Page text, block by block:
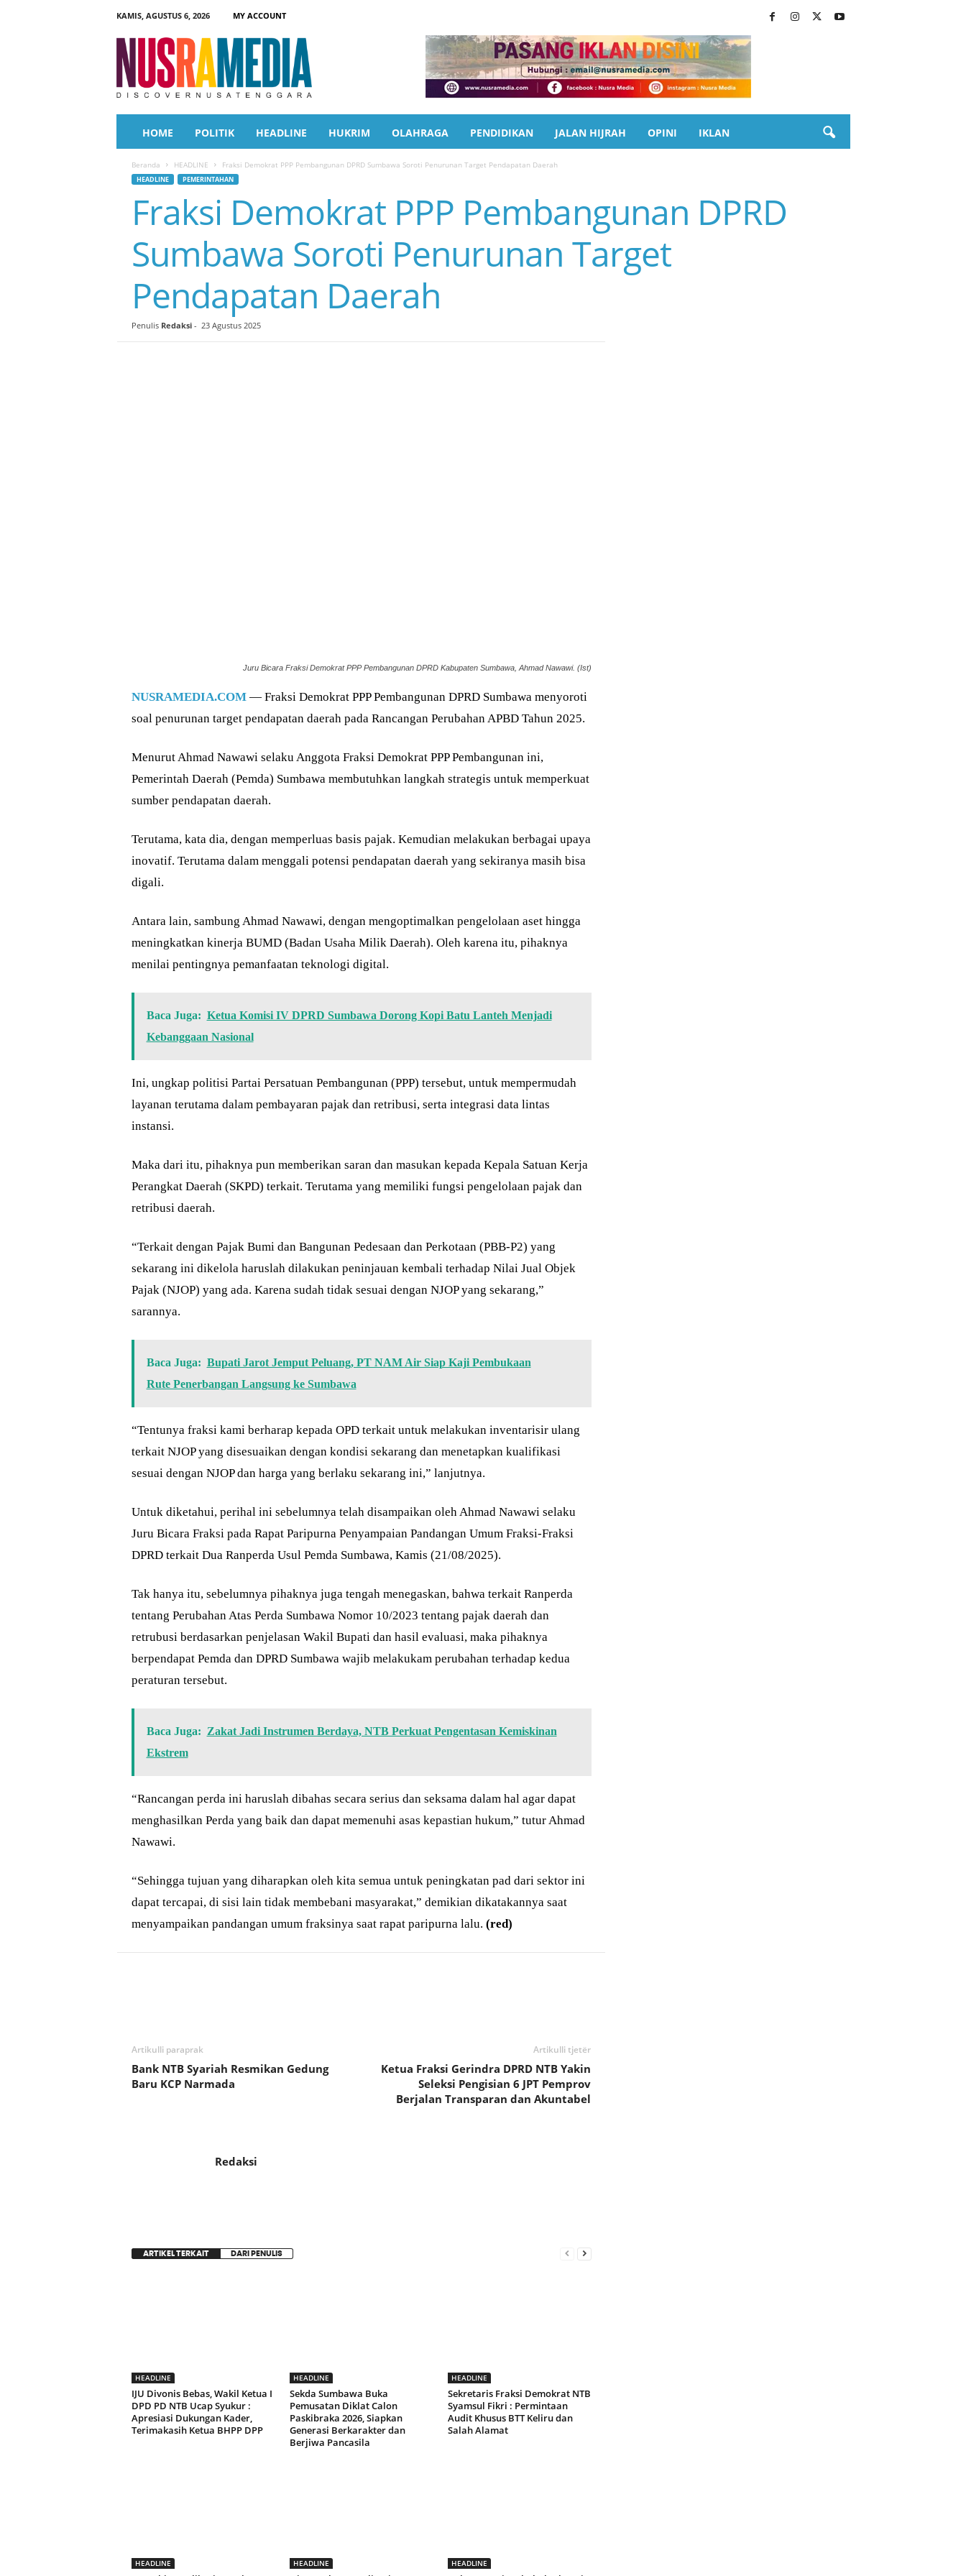
KAMIS, AGUSTUS 6, 2026
MY ACCOUNT
a
HOME POLITIK HEADLINE HUKRIM OLAHRAGA PENDIDIKAN JALAN HIJRAH OPINI IKLAN
Beranda HEADLINE Fraksi Demokrat PPP Pembangunan DPRD Sumbawa Soroti Penurunan Target Pendapatan Daerah
HEADLINE PEMERINTAHAN
Fraksi Demokrat PPP Pembangunan DPRD
Sumbawa Soroti Penurunan Target
Pendapatan Daerah
Penulis Redaksi- 23 Agustus 2025
Juru Bicara Fraksi Demokrat PPP Pembangunan DPRD Kabupaten Sumbawa, Ahmad Nawawi. (Ist)
NUSRAMEDIA.COM— Fraksi Demokrat PPP Pembangunan DPRD Sumbawa menyoroti
soal penurunan target pendapatan daerah pada Rancangan Perubahan APBD Tahun 2025.
Menurut Ahmad Nawawi selaku Anggota Fraksi Demokrat PPP Pembangunan ini,
Pemerintah Daerah (Pemda) Sumbawa membutuhkan langkah strategis untuk memperkuat
sumber pendapatan daerah.
Terutama, kata dia, dengan memperluas basis pajak. Kemudian melakukan berbagai upaya
inovatif. Terutama dalam menggali potensi pendapatan daerah yang sekiranya masih bisa
digali.
Antara lain, sambung Ahmad Nawawi, dengan mengoptimalkan pengelolaan aset hingga
meningkatkan kinerja BUMD (Badan Usaha Milik Daerah). Oleh karena itu, pihaknya
menilai pentingnya pemanfaatan teknologi digital.
Baca Juga: Ketua Komisi IV DPRD Sumbawa Dorong Kopi Batu Lanteh Menjadi
Kebanggaan Nasional
Ini, ungkap politisi Partai Persatuan Pembangunan (PPP) tersebut, untuk mempermudah
layanan terutama dalam pembayaran pajak dan retribusi, serta integrasi data lintas
instansi.
Maka dari itu, pihaknya pun memberikan saran dan masukan kepada Kepala Satuan Kerja
Perangkat Daerah (SKPD) terkait. Terutama yang memiliki fungsi pengelolaan pajak dan
retribusi daerah.
“Terkait dengan Pajak Bumi dan Bangunan Pedesaan dan Perkotaan (PBB-P2) yang
sekarang ini dikelola haruslah dilakukan peninjauan kembali terhadap Nilai Jual Objek
Pajak (NJOP) yang ada. Karena sudah tidak sesuai dengan NJOP yang sekarang,”
sarannya.
Baca Juga: Bupati Jarot Jemput Peluang, PT NAM Air Siap Kaji Pembukaan
Rute Penerbangan Langsung ke Sumbawa
“Tentunya fraksi kami berharap kepada OPD terkait untuk melakukan inventarisir ulang
terkait NJOP yang disesuaikan dengan kondisi sekarang dan menetapkan kualifikasi
sesuai dengan NJOP dan harga yang berlaku sekarang ini,” lanjutnya.
Untuk diketahui, perihal ini sebelumnya telah disampaikan oleh Ahmad Nawawi selaku
Juru Bicara Fraksi pada Rapat Paripurna Penyampaian Pandangan Umum Fraksi-Fraksi
DPRD terkait Dua Ranperda Usul Pemda Sumbawa, Kamis (21/08/2025).
Tak hanya itu, sebelumnya pihaknya juga tengah menegaskan, bahwa terkait Ranperda
tentang Perubahan Atas Perda Sumbawa Nomor 10/2023 tentang pajak daerah dan
retrubusi berdasarkan penjelasan Wakil Bupati dan hasil evaluasi, maka pihaknya
berpendapat Pemda dan DPRD Sumbawa wajib melakukam perubahan terhadap kedua
peraturan tersebut.
Baca Juga: Zakat Jadi Instrumen Berdaya, NTB Perkuat Pengentasan Kemiskinan
Ekstrem
“Rancangan perda ini haruslah dibahas secara serius dan seksama dalam hal agar dapat
menghasilkan Perda yang baik dan dapat memenuhi asas kepastian hukum,” tutur Ahmad
Nawawi.
“Sehingga tujuan yang diharapkan oleh kita semua untuk peningkatan pad dari sektor ini
dapat tercapai, di sisi lain tidak membebani masyarakat,” demikian dikatakannya saat
menyampaikan pandangan umum fraksinya saat rapat paripurna lalu. (red)
Artikulli paraprak
Bank NTB Syariah Resmikan Gedung
Baru KCP Narmada
Artikulli tjetër
Ketua Fraksi Gerindra DPRD NTB Yakin
Seleksi Pengisian 6 JPT Pemprov
Berjalan Transparan dan Akuntabel
Redaksi
ARTIKEL TERKAIT DARI PENULIS
HEADLINE
IJU Divonis Bebas, Wakil Ketua I
DPD PD NTB Ucap Syukur :
Apresiasi Dukungan Kader,
Terimakasih Ketua BHPP DPP
HEADLINE
Sekda Sumbawa Buka
Pemusatan Diklat Calon
Paskibraka 2026, Siapkan
Generasi Berkarakter dan
Berjiwa Pancasila
HEADLINE
Sekretaris Fraksi Demokrat NTB
Syamsul Fikri : Permintaan
Audit Khusus BTT Keliru dan
Salah Alamat
HEADLINE HEADLINE HEADLINE